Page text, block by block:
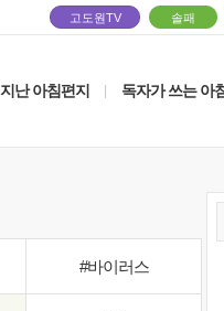
고도원TV 솔패
지난 아침편지 독자가 쓰는 아
#바이러스